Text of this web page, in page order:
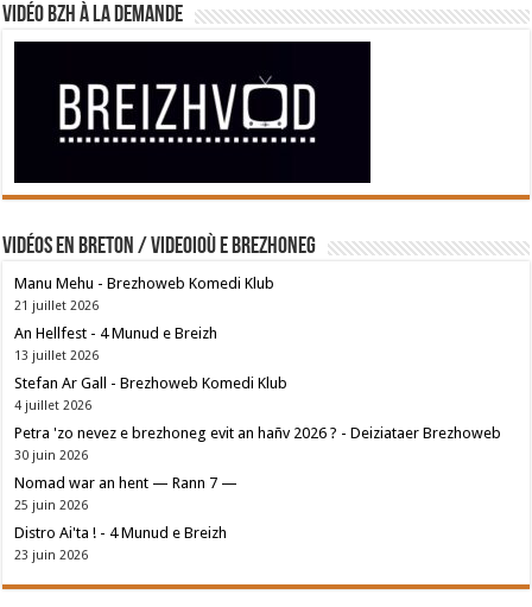
Vidéo BZH à la demande
Vidéos en breton / Videoioù e brezhoneg
Manu Mehu - Brezhoweb Komedi Klub
21 juillet 2026
An Hellfest - 4 Munud e Breizh
13 juillet 2026
Stefan Ar Gall - Brezhoweb Komedi Klub
4 juillet 2026
Petra 'zo nevez e brezhoneg evit an hañv 2026 ? - Deiziataer Brezhoweb
30 juin 2026
Nomad war an hent — Rann 7 —
25 juin 2026
Distro Ai'ta ! - 4 Munud e Breizh
23 juin 2026